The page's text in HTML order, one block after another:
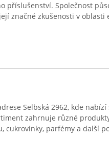
příslušenství. Společnost
značné zkušenosti v oblasti
Selbská 2962, kde nabízí
zahrnuje různé
cukrovinky, parfémy a další